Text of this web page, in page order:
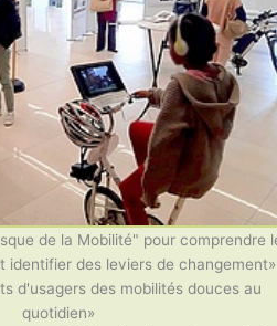
de la Mobilité" pour comprendre
identifier des leviers de changement»
d'usagers des mobilités douces au
quotidien»